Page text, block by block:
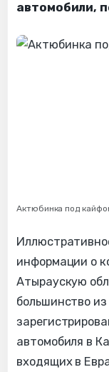
автомобили,
Актюбинка под
информации о
Атыраускую
большинство
автомобиля в
входящих в